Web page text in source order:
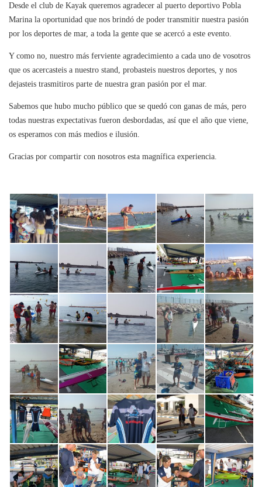
Desde el club de Kayak queremos agradecer al puerto deportivo Pobla
Marina la oportunidad que nos brindó de poder transmitir nuestra pasión
por los deportes de mar, a toda la gente que se acercó a este evento.
Y como no, nuestro más ferviente agradecimiento a cada uno de vosotros
que os acercasteis a nuestro stand, probasteis nuestros deportes, y nos
dejasteis trasmitiros parte de nuestra gran pasión por el mar.
Sabemos que hubo mucho público que se quedó con ganas de más, pero
todas nuestras expectativas fueron desbordadas, así que el año que viene,
os esperamos con más medios e ilusión.
Gracias por compartir con nosotros esta magnífica experiencia.